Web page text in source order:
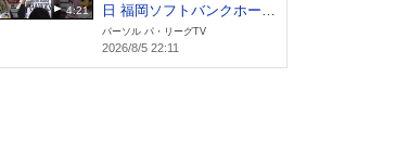
4:21
日 福岡ソフトバンクホーク
ス 対 北海道日本ハムファ
イターズ
パーソル パ・リーグTV
2026/8/5 22:11